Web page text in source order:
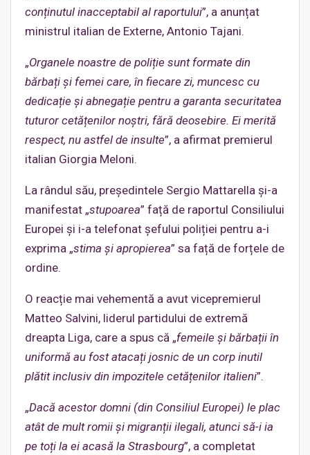
conținutul inacceptabil al raportului”, a anunțat
ministrul italian de Externe, Antonio Tajani.
„Organele noastre de poliție sunt formate din
bărbați și femei care, în fiecare zi, muncesc cu
dedicație și abnegație pentru a garanta securitatea
tuturor cetățenilor noștri, fără deosebire. Ei merită
respect, nu astfel de insulte”, a afirmat premierul
italian Giorgia Meloni.
La rândul său, președintele Sergio Mattarella și-a
manifestat „stupoarea” față de raportul Consiliului
Europei și i-a telefonat șefului poliției pentru a-i
exprima „stima și apropierea” sa față de forțele de
ordine.
O reacție mai vehementă a avut vicepremierul
Matteo Salvini, liderul partidului de extremă
dreapta Liga, care a spus că „femeile și bărbații în
uniformă au fost atacați josnic de un corp inutil
plătit inclusiv din impozitele cetățenilor italieni”.
„Dacă acestor domni (din Consiliul Europei) le plac
atât de mult romii și migranții ilegali, atunci să-i ia
pe toți la ei acasă la Strasbourg”, a completat